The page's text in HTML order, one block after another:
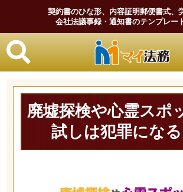
契約書のひな形、内容証明郵便書式、
会社法議事録・通知書のテンプレー
廃墟探検や心霊スポ
試しは犯罪になる